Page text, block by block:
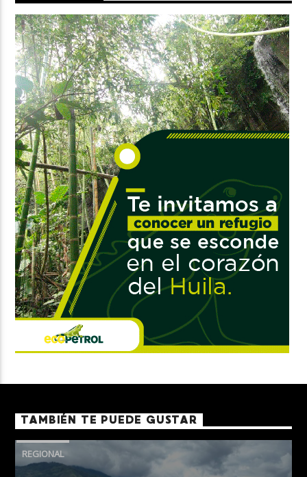
TAMBIÉN TE PUEDE GUSTAR
REGIONAL